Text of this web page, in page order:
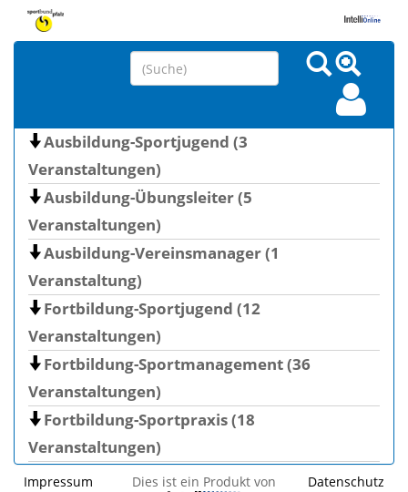
Ausbildung-Sportjugend (3
Veranstaltungen)
Ausbildung-Übungsleiter (5
Veranstaltungen)
Ausbildung-Vereinsmanager (1
Veranstaltung)
Fortbildung-Sportjugend (12
Veranstaltungen)
Fortbildung-Sportmanagement (36
Veranstaltungen)
Fortbildung-Sportpraxis (18
Veranstaltungen)
Impressum Dies ist ein Produkt von Datenschutz